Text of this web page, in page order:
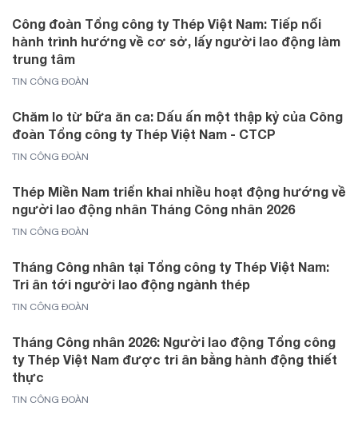
Công đoàn Tổng công ty Thép Việt Nam: Tiếp nối
hành trình hướng về cơ sở, lấy người lao động làm
trung tâm
TIN CÔNG ĐOÀN
Chăm lo từ bữa ăn ca: Dấu ấn một thập kỷ của Công
đoàn Tổng công ty Thép Việt Nam - CTCP
TIN CÔNG ĐOÀN
Thép Miền Nam triển khai nhiều hoạt động hướng về
người lao động nhân Tháng Công nhân 2026
TIN CÔNG ĐOÀN
Tháng Công nhân tại Tổng công ty Thép Việt Nam:
Tri ân tới người lao động ngành thép
TIN CÔNG ĐOÀN
Tháng Công nhân 2026: Người lao động Tổng công
ty Thép Việt Nam được tri ân bằng hành động thiết
thực
TIN CÔNG ĐOÀN